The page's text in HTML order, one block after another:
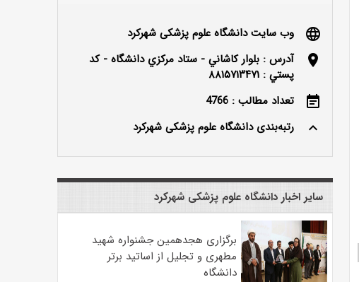
language
وب سایت دانشگاه علوم پزشکی شهرکرد
location_on
آدرس : بلوار كاشاني - ستاد مركزي دانشگاه - كد
پستي : ۸۸۱۵۷۱۳۴۷۱
event_note
تعداد مطالب : 4766
keyboard_arrow_up
رتبه‌بندی دانشگاه علوم پزشکی شهرکرد
سایر اخبار دانشگاه علوم پزشکی شهرکرد
برگزاری هجدهمین جشنواره شهید
مطهری و تجلیل از اساتید برتر
دانشگاه